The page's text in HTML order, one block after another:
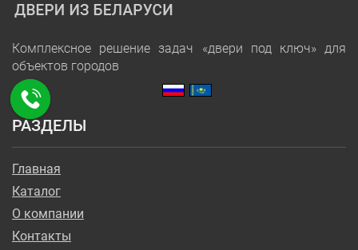
Комплексное решение задач «двери под ключ» для
объектов городов
РАЗДЕЛЫ
Главная
Каталог
О компании
Контакты